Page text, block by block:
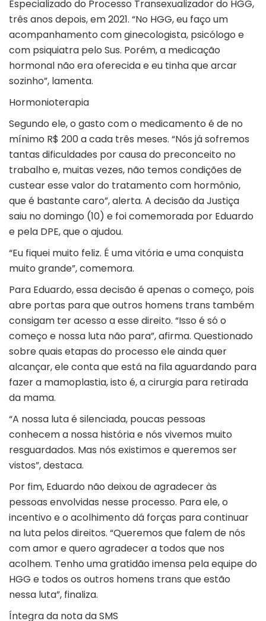
Especializado do Processo Transexualizador do HGG,
três anos depois, em 2021. “No HGG, eu faço um
acompanhamento com ginecologista, psicólogo e
com psiquiatra pelo Sus. Porém, a medicação
hormonal não era oferecida e eu tinha que arcar
sozinho”, lamenta.
Hormonioterapia
Segundo ele, o gasto com o medicamento é de no
mínimo R$ 200 a cada três meses. “Nós já sofremos
tantas dificuldades por causa do preconceito no
trabalho e, muitas vezes, não temos condições de
custear esse valor do tratamento com hormônio,
que é bastante caro”, alerta. A decisão da Justiça
saiu no domingo (10) e foi comemorada por Eduardo
e pela DPE, que o ajudou.
“Eu fiquei muito feliz. É uma vitória e uma conquista
muito grande”, comemora.
Para Eduardo, essa decisão é apenas o começo, pois
abre portas para que outros homens trans também
consigam ter acesso a esse direito. “Isso é só o
começo e nossa luta não para”, afirma. Questionado
sobre quais etapas do processo ele ainda quer
alcançar, ele conta que está na fila aguardando para
fazer a mamoplastia, isto é, a cirurgia para retirada
da mama.
“A nossa luta é silenciada, poucas pessoas
conhecem a nossa história e nós vivemos muito
resguardados. Mas nós existimos e queremos ser
vistos”, destaca.
Por fim, Eduardo não deixou de agradecer às
pessoas envolvidas nesse processo. Para ele, o
incentivo e o acolhimento dá forças para continuar
na luta pelos direitos. “Queremos que falem de nós
com amor e quero agradecer a todos que nos
acolhem. Tenho uma gratidão imensa pela equipe do
HGG e todos os outros homens trans que estão
nessa luta”, finaliza.
Íntegra da nota da SMS